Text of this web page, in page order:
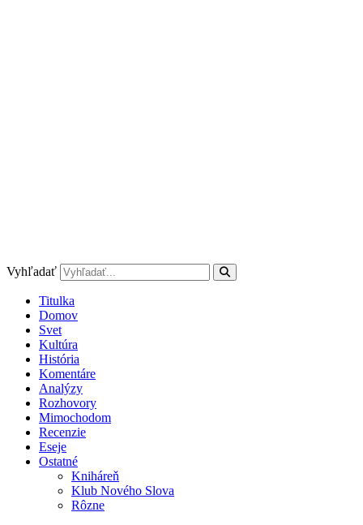
Vyhľadať
Titulka
Domov
Svet
Kultúra
História
Komentáre
Analýzy
Rozhovory
Mimochodom
Recenzie
Eseje
Ostatné
Kniháreň
Klub Nového Slova
Rôzne